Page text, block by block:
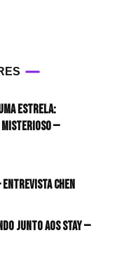
estrela:
misterioso —
CHEN
junto aos STAY —